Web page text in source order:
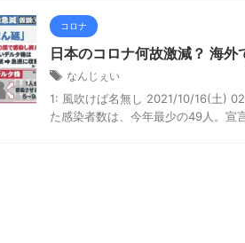
コロナ
日本のコロナ何故激減？ 海
なんじぇい
1: 風吹けば名無し 2021/10/16(土)
た感染者数は、今年最少の49人。宣